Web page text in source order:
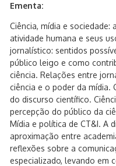
Ementa:
Ciência, mídia e sociedade:
atividade humana e seus
jornalístico: sentidos
público leigo e como
ciência. Relações entre
ciência e o poder da mídia.
do discurso científico.
percepção do público da
Mídia e política de CT&I. A
aproximação entre
reflexões sobre a
especializado, levando em